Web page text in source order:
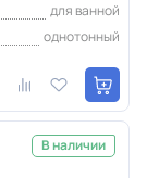
для ванной
однотонный
В наличии